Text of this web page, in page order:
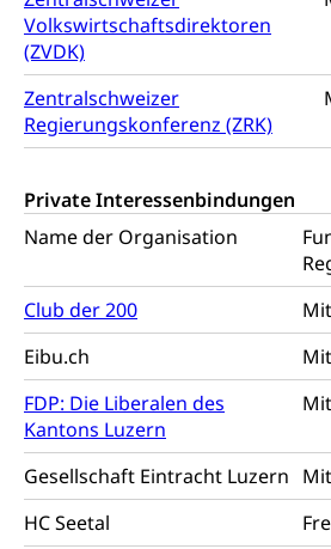
Volkswirtschaftsdirektoren
(ZVDK)
Zentralschweizer
Regierungskonferenz (ZRK)
Private Interessenbindungen
Name der Organisation
Club der 200
Eibu.ch
FDP: Die Liberalen des
Kantons Luzern
Gesellschaft Eintracht Luzern
HC Seetal
Öffentlicher Verkehr
Schiffsverkehr, Binnenschifffahrt,
Flussschifffahrt
Schifffahrt
Strasse
Autoverkehr, Lastwagenverkehr,
Langsamverkehr, Transportmittel,
Individualverkehr
zentras (Betrieb und
Verkehr und
Persönliches
Zivilstand
Geburt, Heirat, Ehe, Partnerschaft,
Zivilstandsamt, Zivilstandsregiste
Adoption
Adoptivkind, Adoptiveltern,